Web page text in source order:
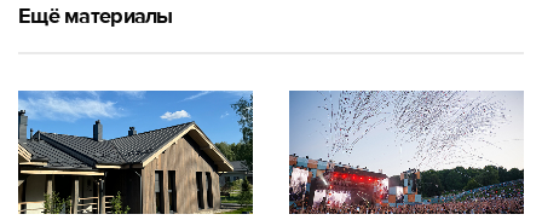
Ещё материалы